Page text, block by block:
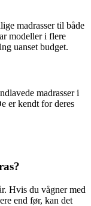
madrasser til både
modeller i flere
uanset budget.
madrasser i
er kendt for deres
Hvis du vågner med
end før, kan det